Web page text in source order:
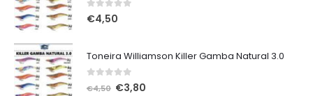
0out of 5
€4,50
Toneira Williamson Killer Gamba Natural 3.0
out of 5
€4,50 O
€3,80